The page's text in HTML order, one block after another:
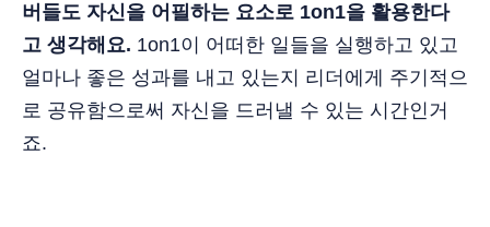
버들도 자신을 어필하는 요소로 1on1을 활용한다
고 생각해요. 1on1이 어떠한 일들을 실행하고 있고
얼마나 좋은 성과를 내고 있는지 리더에게 주기적으
로 공유함으로써 자신을 드러낼 수 있는 시간인거
죠.